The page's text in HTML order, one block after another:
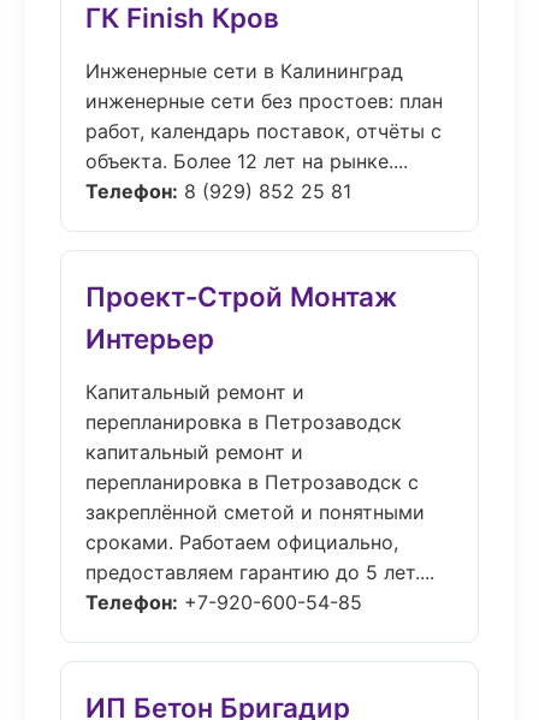
ГК Finish Кров
Инженерные сети в Калининград
инженерные сети без простоев: план
работ, календарь поставок, отчёты с
объекта. Более 12 лет на рынке....
Телефон: 8 (929) 852 25 81
Проект-Строй Монтаж
Интерьер
Капитальный ремонт и
перепланировка в Петрозаводск
капитальный ремонт и
перепланировка в Петрозаводск с
закреплённой сметой и понятными
сроками. Работаем официально,
предоставляем гарантию до 5 лет....
Телефон: +7-920-600-54-85
ИП Бетон Бригадир